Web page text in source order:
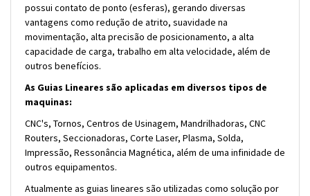
possui contato de ponto (esferas), gerando diversas
vantagens como redução de atrito, suavidade na
movimentação, alta precisão de posicionamento, a alta
capacidade de carga, trabalho em alta velocidade, além de
outros benefícios.
As Guias Lineares são aplicadas em diversos tipos de
maquinas:
CNC's, Tornos, Centros de Usinagem, Mandrilhadoras, CNC
Routers, Seccionadoras, Corte Laser, Plasma, Solda,
Impressão, Ressonância Magnética, além de uma infinidade de
outros equipamentos.
Atualmente as guias lineares são utilizadas como solução por